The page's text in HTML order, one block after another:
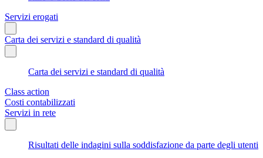
Servizi erogati
Carta dei servizi e standard di qualità
Carta dei servizi e standard di qualità
Class action
Costi contabilizzati
Servizi in rete
Risultati delle indagini sulla soddisfazione da parte degli utenti